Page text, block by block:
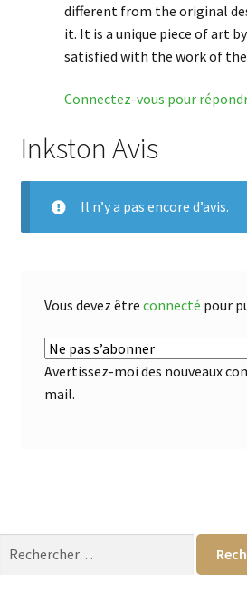
different from the original
it. It is a unique piece of art
satisfied with the work of
Connectez-vous pour
Inkston Avis
Il n’y a pas encore d’avis.
Vous devez être connecté pour
Avertissez-moi des nouveaux
mail.